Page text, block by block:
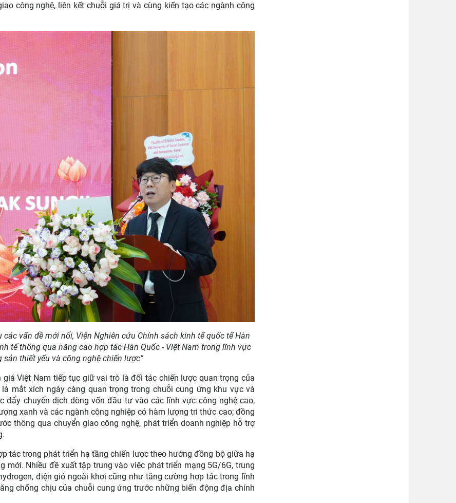
công nghệ, liên kết chuỗi giá trị và cùng kiến tạo các ngành công
vấn đề mới nổi, Viện Nghiên cứu Chính sách kinh tế quốc tế Hàn
tế thông qua nâng cao hợp tác Hàn Quốc - Việt Nam trong lĩnh vực
thiết yếu và công nghệ chiến lược”
Việt Nam tiếp tục giữ vai trò là đối tác chiến lược quan trọng của
mắt xích ngày càng quan trọng trong chuỗi cung ứng khu vực và
đẩy chuyển dịch dòng vốn đầu tư vào các lĩnh vực công nghệ cao,
xanh và các ngành công nghiệp có hàm lượng tri thức cao; đồng
thông qua chuyển giao công nghệ, phát triển doanh nghiệp hỗ trợ
tác trong phát triển hạ tầng chiến lược theo hướng đồng bộ giữa hạ
mới. Nhiều đề xuất tập trung vào việc phát triển mạng 5G/6G, trung
điện gió ngoài khơi cũng như tăng cường hợp tác trong lĩnh
chống chịu của chuỗi cung ứng trước những biến động địa chính